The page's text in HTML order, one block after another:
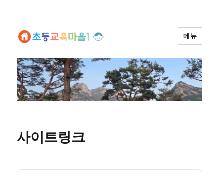
메뉴
사이트링크